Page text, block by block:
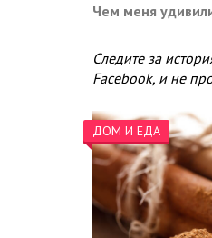
Чем меня
Следите за
Facebook, и не
ДОМ И ЕДА